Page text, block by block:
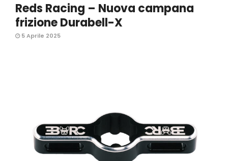
Reds Racing – Nuova campana
frizione Durabell-X
5 Aprile 2025